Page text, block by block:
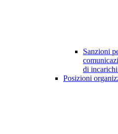
Sanzioni
di
Posizioni